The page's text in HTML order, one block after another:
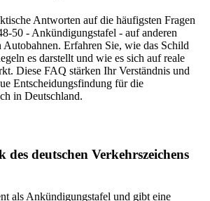
Antworten auf die häufigsten Fragen
50 - Ankündigungstafel - auf anderen
Autobahnen. Erfahren Sie, wie das Schild
es darstellt und wie es sich auf reale
Diese FAQ stärken Ihr Verständnis und
Entscheidungsfindung für die
in Deutschland.
des deutschen Verkehrszeichens
als Ankündigungstafel und gibt eine